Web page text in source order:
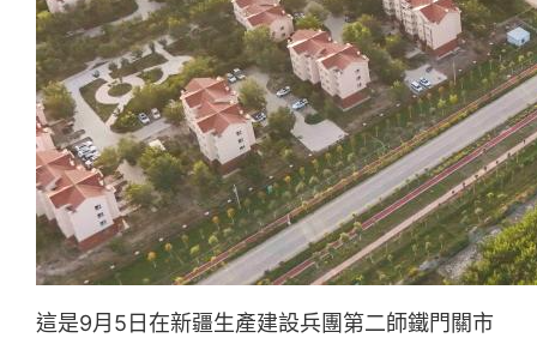
這是9月5日在新疆生產建設兵團第二師鐵門關市